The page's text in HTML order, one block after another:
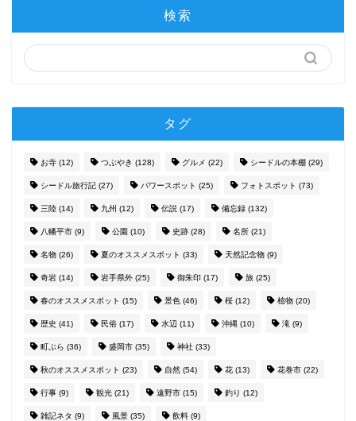
検索
タグ
お寺 (12) つぶやき (128) グルメ (22) シードルの本棚 (29)
シードル旅行記 (27) パワースポット (25) フォトスポット (73)
三陸 (14) 九州 (12) 伝説 (17) 備忘録 (132)
八幡平市 (9) 公園 (10) 史跡 (28) 名所 (21)
名物 (26) 夏のオススメスポット (33) 天然記念物 (9)
奇岩 (14) 岩手県外 (25) 御朱印 (17) 旅 (25)
春のオススメスポット (15) 景色 (46) 桜 (12) 植物 (20)
歴史 (41) 民俗 (17) 水辺 (11) 沖縄 (10) 滝 (9)
町ぶら (36) 盛岡市 (35) 神社 (33)
秋のオススメスポット (23) 自然 (54) 花 (13) 花巻市 (22)
行事 (9) 観光 (21) 遠野市 (15) 釣り (12)
雑記ネタ (9) 風景 (35) 飲料 (9)